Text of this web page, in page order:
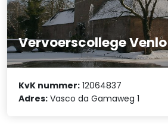
Vervoerscollege Venlo
KvK nummer: 12064837
Adres: Vasco da Gamaweg 1